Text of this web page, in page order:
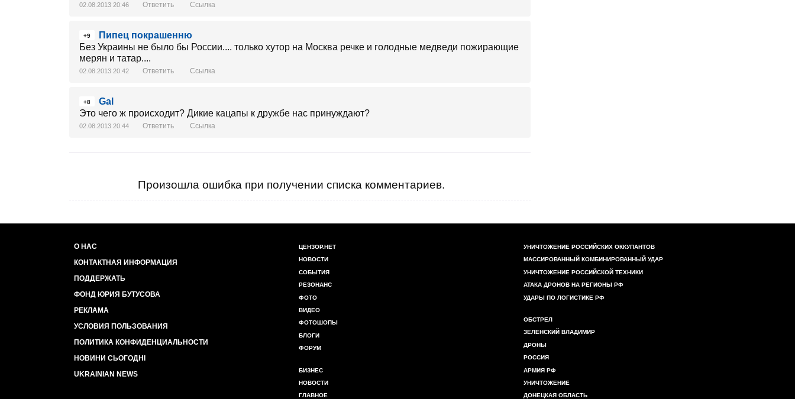
02.08.2013 20:46 Ответить Ссылка
+9
Пипец покрашенню
Без Украины не было бы России.... только хутор на Москва речке и голодные медведи пожирающие
мерян и татар....
02.08.2013 20:42 Ответить Ссылка
+8
Gal
Это чего ж происходит? Дикие кацапы к дружбе нас принуждают?
02.08.2013 20:44 Ответить Ссылка
Произошла ошибка при получении списка комментариев.
О НАС
КОНТАКТНАЯ ИНФОРМАЦИЯ
ПОДДЕРЖАТЬ
ФОНД ЮРИЯ БУТУСОВА
РЕКЛАМА
УСЛОВИЯ ПОЛЬЗОВАНИЯ
ПОЛИТИКА КОНФИДЕНЦИАЛЬНОСТИ
НОВИНИ СЬОГОДНІ
UKRAINIAN NEWS
ЦЕНЗОР.НЕТ
НОВОСТИ
СОБЫТИЯ
РЕЗОНАНС
ФОТО
ВИДЕО
ФОТОШОПЫ
БЛОГИ
ФОРУМ
БИЗНЕС
НОВОСТИ
ГЛАВНОЕ
УНИЧТОЖЕНИЕ РОССИЙСКИХ ОККУПАНТОВ
МАССИРОВАННЫЙ КОМБИНИРОВАННЫЙ УДАР
УНИЧТОЖЕНИЕ РОССИЙСКОЙ ТЕХНИКИ
АТАКА ДРОНОВ НА РЕГИОНЫ РФ
УДАРЫ ПО ЛОГИСТИКЕ РФ
ОБСТРЕЛ
ЗЕЛЕНСКИЙ ВЛАДИМИР
ДРОНЫ
РОССИЯ
АРМИЯ РФ
УНИЧТОЖЕНИЕ
ДОНЕЦКАЯ ОБЛАСТЬ